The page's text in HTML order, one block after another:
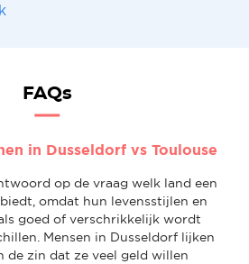
FAQs
in Dusseldorf vs Toulouse
op de vraag welk land een
omdat hun levensstijlen en
goed of verschrikkelijk wordt
Mensen in Dusseldorf lijken
de zin dat ze veel geld willen